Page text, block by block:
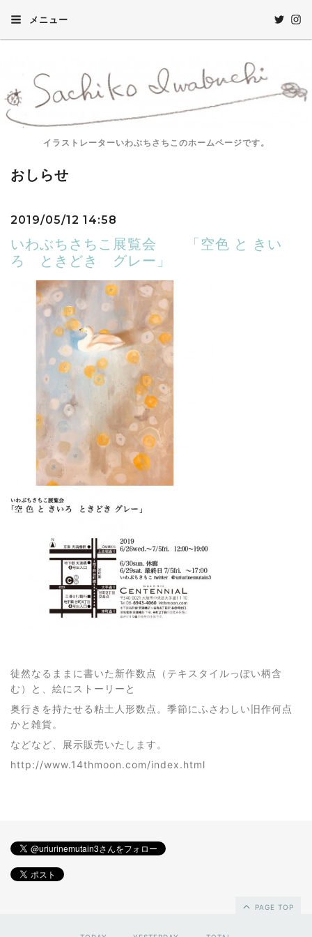
メニュー
イラストレーターいわぶちさちこのホームページです。
おしらせ
2019/05/12 14:58
いわぶちさちこ展覧会 「空色 と きい
ろ ときどき グレー」
徒然なるままに書いた新作数点（テキスタイルっぽい柄含
む）と、絵にストーリーと
奥行きを持たせる粘土人形数点。季節にふさわしい旧作何点
かと雑貨。
などなど、展示販売いたします。
http://www.14thmoon.com/index.html
PAGE TOP